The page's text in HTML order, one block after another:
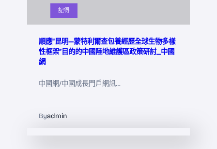
記得
順應“昆明—蒙特利爾查包養經歷全球生物多樣
性框架”目的的中國陸地維護區政策研討_中國
網
中國網/中國成長門戶網訊…
Byadmin